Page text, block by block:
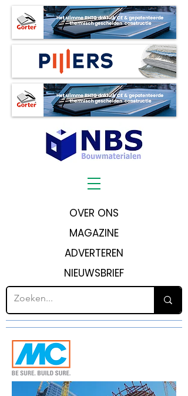
OVER ONS
MAGAZINE
ADVERTEREN
NIEUWSBRIEF